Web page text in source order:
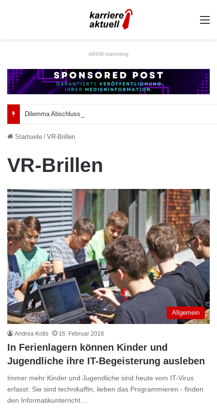
ARKM.marketing
Startseite / VR-Brillen
VR-Brillen
Allgemein
Andrea Kotis 16. Februar 2016
In Ferienlagern können Kinder und
Jugendliche ihre IT-Begeisterung ausleben
Immer mehr Kinder und Jugendliche sind heute vom IT-Virus
erfasst: Sie sind technikaffin, lieben das Programmieren - finden
den Informatikunterricht…